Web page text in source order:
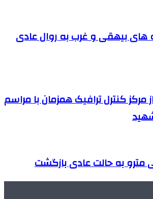
های بیهقی و غرب به روال عادی
مرکز کنترل ترافیک همزمان با مراسم
به حالت عادی بازگشت